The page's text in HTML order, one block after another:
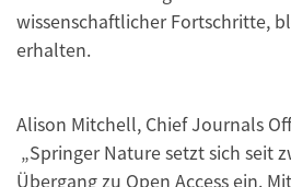
wissenschaftlicher Fortschritte,
erhalten.
Alison Mitchell, Chief Journals
„Springer Nature setzt sich seit
Übergang zu Open Access ein.